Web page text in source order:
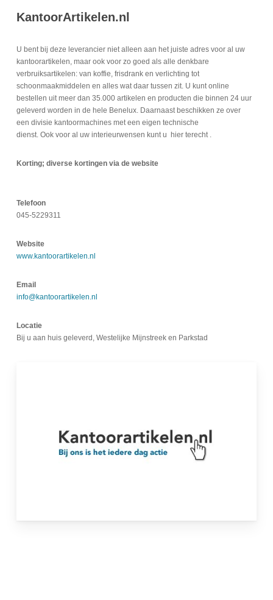
KantoorArtikelen.nl
U bent bij deze leverancier niet alleen aan het juiste adres voor al uw
kantoorartikelen, maar ook voor zo goed als alle denkbare
verbruiksartikelen: van koffie, frisdrank en verlichting tot
schoonmaakmiddelen en alles wat daar tussen zit. U kunt online
bestellen uit meer dan 35.000 artikelen en producten die binnen 24 uur
geleverd worden in de hele Benelux. Daarnaast beschikken ze over
een divisie kantoormachines met een eigen technische
dienst. Ook voor al uw interieurwensen kunt u hier terecht .
Korting; diverse kortingen via de website
Telefoon
045-5229311
Website
www.kantoorartikelen.nl
Email
info@kantoorartikelen.nl
Locatie
Bij u aan huis geleverd, Westelijke Mijnstreek en Parkstad